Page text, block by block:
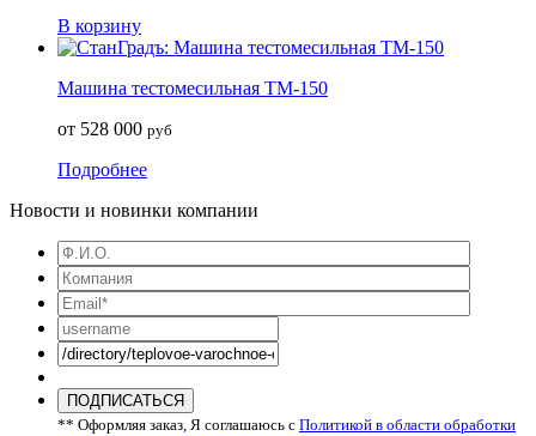
В корзину
Машина тестомесильная ТМ-150
от 528 000 руб
Подробнее
Новости и новинки компании
ПОДПИСАТЬСЯ
** Оформляя заказ, Я соглашаюсь с Политикой в области обработки